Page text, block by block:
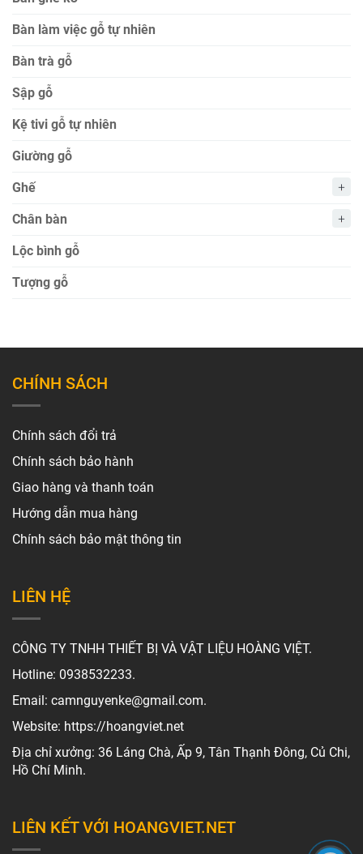
Bàn làm việc gỗ tự nhiên
Bàn trà gỗ
Sập gỗ
Kệ tivi gỗ tự nhiên
Giường gỗ
Ghế
Chân bàn
Lộc bình gỗ
Tượng gỗ
CHÍNH SÁCH
Chính sách đổi trả
Chính sách bảo hành
Giao hàng và thanh toán
Hướng dẫn mua hàng
Chính sách bảo mật thông tin
LIÊN HỆ
CÔNG TY TNHH THIẾT BỊ VÀ VẬT LIỆU HOÀNG VIỆT.
Hotline: 0938532233.
Email: camnguyenke@gmail.com.
Website: https://hoangviet.net
Địa chỉ xưởng: 36 Láng Chà, Ấp 9, Tân Thạnh Đông, Củ Chi,
Hồ Chí Minh.
LIÊN KẾT VỚI HOANGVIET.NET